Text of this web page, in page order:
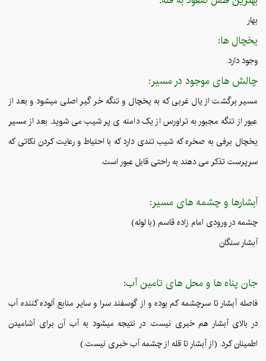
بهار
یخچال ها:
وجود دارد.
چالش های موجود در مسیر:
مسیر برگشت از یال غربی که به یخچال و تنگه خر گیر اصلی میشود و بعد از
عبور از تنگه مجبور به تراورس از یک دامنه ی پر شیب می شوید. بعد از مسیر
یخچال برفی به صخره که شیب تندی دارد که با احتیاط و رعایت کردن نکاتی که
سرپرست تذکر می دهند به راحتی قابل عبور است.
آبشارها و چشمه های مسیر:
چشمه در ورودی امام زاده قاسم (با لوله)
آبشار سنگان
جان پناه ها و محل های تامین آب:
فاصله آبشار تا سرچشمه کم بوده و از گوسفند سرا و سایر منابع آلوده کننده آب
در بالای آبشار هم خبری نیست. در نتیجه میشود به آب آن برای آشامیدن
اطمینان کرد. (از آبشار تا قله از چشمه آب خبری نیست.)